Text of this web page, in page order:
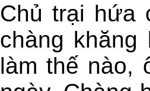
Chủ trại hứa
chàng khăng
làm thế nào,